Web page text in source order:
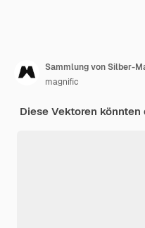
Sammlung von Silber-
magnific
Diese Vektoren